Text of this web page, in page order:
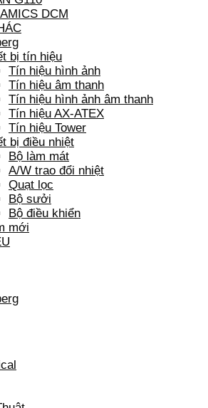
DCM
bị tín hiệu
Tín hiệu hình ảnh
Tín hiệu âm thanh
Tín hiệu hình ảnh âm thanh
Tín hiệu AX-ATEX
Tín hiệu Tower
bị điều nhiệt
Bộ làm mát
A/W trao đổi nhiệt
Quạt lọc
Bộ sưởi
Bộ điều khiển
mới